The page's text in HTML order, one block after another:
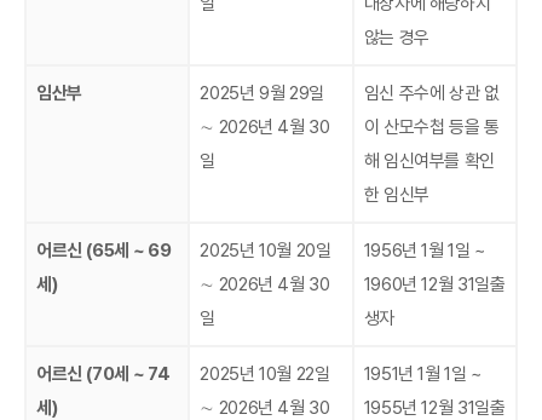
않는 경우
임산부
2025년 9월 29일
∼ 2026년 4월 30
일
임신 주수에 상관 없
이 산모수첩 등을 통
해 임신여부를 확인
한 임신부
어르신 (65세 ~ 69
세)
2025년 10월 20일
∼ 2026년 4월 30
일
1956년 1월 1일 ~
1960년 12월 31일출
생자
어르신 (70세 ~ 74
세)
2025년 10월 22일
∼ 2026년 4월 30
1951년 1월 1일 ~
1955년 12월 31일출